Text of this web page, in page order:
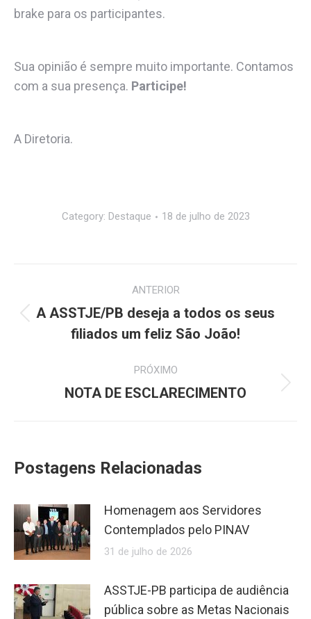
brake para os participantes.
Sua opinião é sempre muito importante. Contamos
com a sua presença. Participe!
A Diretoria.
Category: Destaque 18 de julho de 2023
de
ANTERIOR
Post
anterior:
A ASSTJE/PB deseja a todos os seus
filiados um feliz São João!
PRÓXIMO
Próximo
NOTA DE ESCLARECIMENTO
Postagens Relacionadas
Homenagem aos Servidores
Contemplados pelo PINAV
31 de julho de 2026
ASSTJE-PB participa de audiência
pública sobre as Metas Nacionais